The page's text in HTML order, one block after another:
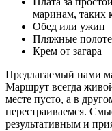
маринам, таких
Обед или ужин
Пляжные
Крем от загара
Предлагаемый нами
Маршрут всегда
месте пусто, а в
перестраиваемся.
результативным и